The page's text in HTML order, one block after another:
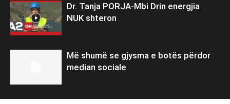
Dr. Tanja PORJA-Mbi Drin energjia
NUK shteron
Më shumë se gjysma e botës përdor
median sociale